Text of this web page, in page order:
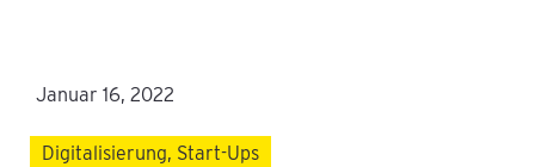
Januar 16, 2022
Digitalisierung, Start-Ups